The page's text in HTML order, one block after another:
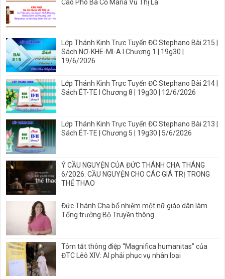
Cáo Phó Bà Cố Maria Vũ Thị La
Lớp Thánh Kinh Trực Tuyến ĐC Stephano Bài 215 |
Sách NƠ-KHE-MI-A I Chương 1 | 19g30 |
19/6/2026
Lớp Thánh Kinh Trực Tuyến ĐC Stephano Bài 214 |
Sách ÉT-TE I Chương 8 | 19g30 | 12/6/2026
Lớp Thánh Kinh Trực Tuyến ĐC Stephano Bài 213 |
Sách ÉT-TE | Chương 5 | 19g30 | 5/6/2026
Ý CẦU NGUYỆN CỦA ĐỨC THÁNH CHA THÁNG
6/2026: CẦU NGUYỆN CHO CÁC GIÁ TRỊ TRONG
THỂ THAO
Đức Thánh Cha bổ nhiệm một nữ giáo dân làm
Tổng trưởng Bộ Truyền thông
Tóm tắt thông điệp “Magnifica humanitas” của
ĐTC Lêô XIV: AI phải phục vụ nhân loại